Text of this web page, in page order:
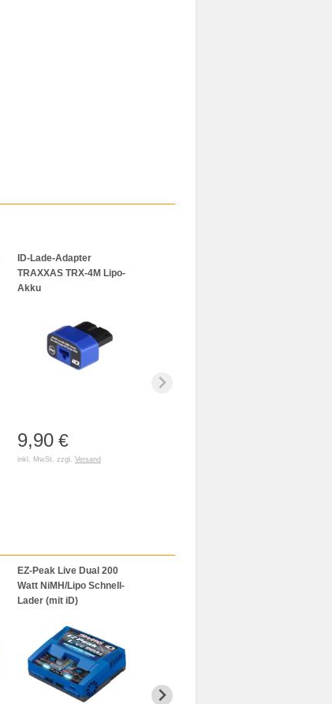
ID-Lade-Adapter
TRAXXAS TRX-4M Lipo-
Akku
9,90 €
inkl. MwSt. zzgl. Versand
EZ-Peak Live Dual 200
Watt NiMH/Lipo Schnell-
Lader (mit iD)